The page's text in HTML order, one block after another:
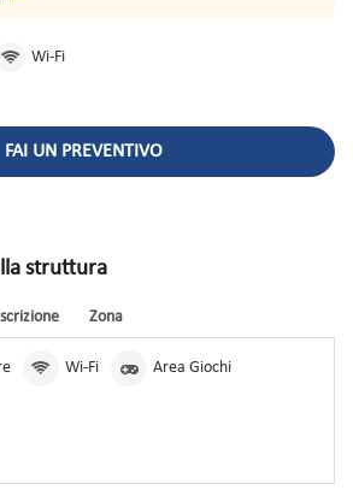
Wi-Fi
FAI UN PREVENTIVO
struttura
Zona
Wi-Fi Area Giochi